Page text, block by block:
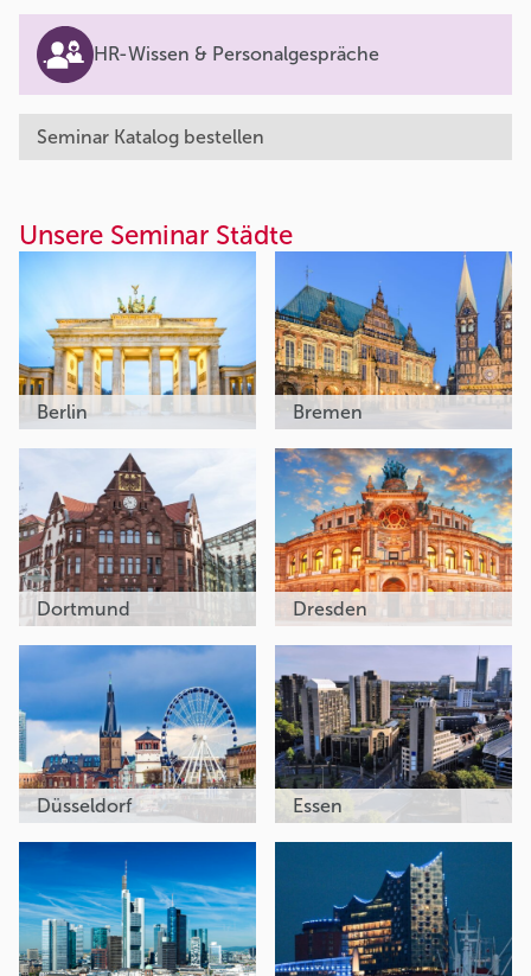
HR-Wissen & Personalgespräche
Seminar Katalog bestellen
Unsere Seminar Städte
Berlin Bremen
Dortmund Dresden
Düsseldorf Essen